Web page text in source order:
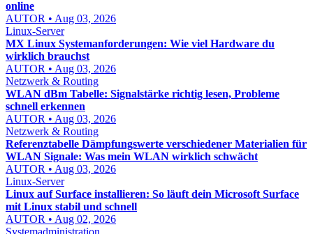
online
AUTOR • Aug 03, 2026
Linux-Server
MX Linux Systemanforderungen: Wie viel Hardware du
wirklich brauchst
AUTOR • Aug 03, 2026
Netzwerk & Routing
WLAN dBm Tabelle: Signalstärke richtig lesen, Probleme
schnell erkennen
AUTOR • Aug 03, 2026
Netzwerk & Routing
Referenztabelle Dämpfungswerte verschiedener Materialien für
WLAN Signale: Was mein WLAN wirklich schwächt
AUTOR • Aug 03, 2026
Linux-Server
Linux auf Surface installieren: So läuft dein Microsoft Surface
mit Linux stabil und schnell
AUTOR • Aug 02, 2026
Systemadministration